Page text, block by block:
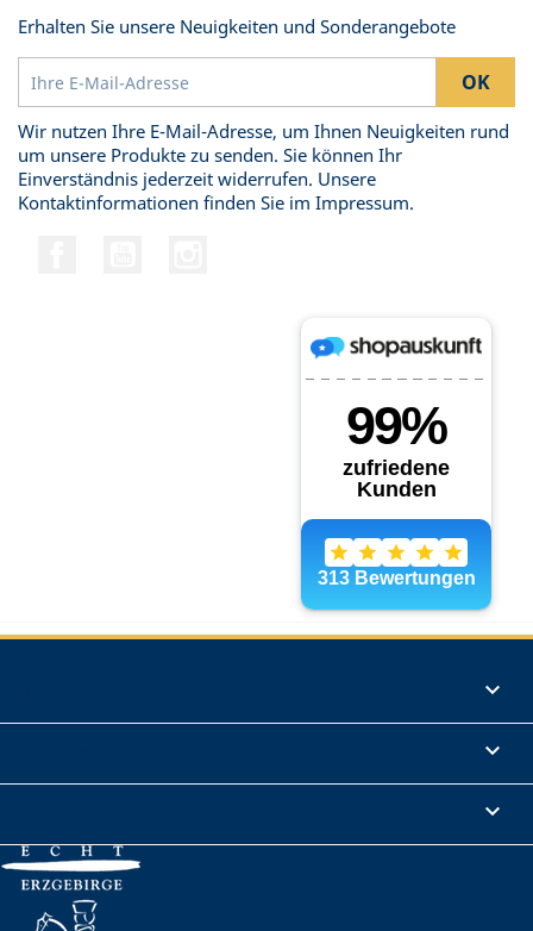
Erhalten Sie unsere Neuigkeiten und Sonderangebote
Wir nutzen Ihre E-Mail-Adresse, um Ihnen Neuigkeiten rund
um unsere Produkte zu senden. Sie können Ihr
Einverständnis jederzeit widerrufen. Unsere
Kontaktinformationen finden Sie im Impressum.


